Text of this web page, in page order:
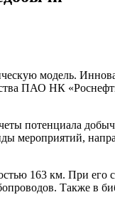
модель.
ПАО НК
потенциала
мероприятий,
163 км. При его
Также в